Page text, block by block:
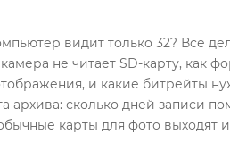
видит только 32? Всё
не читает SD-карту, как
и какие битрейты
архива: сколько дней записи
карты для фото выходят